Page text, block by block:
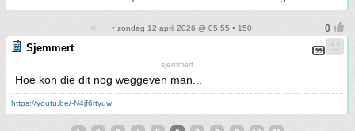
• zondag 12 april 2026 @ 05:55 • 150
Sjemmert
sjemmert
Hoe kon die dit nog weggeven man...
https://youtu.be/-N4jf6rtyuw